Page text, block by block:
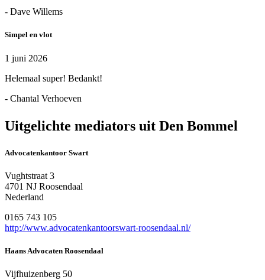
- Dave Willems
Simpel en vlot
1 juni 2026
Helemaal super! Bedankt!
- Chantal Verhoeven
Uitgelichte mediators uit Den Bommel
Advocatenkantoor Swart
Vughtstraat 3
4701 NJ Roosendaal
Nederland
0165 743 105
http://www.advocatenkantoorswart-roosendaal.nl/
Haans Advocaten Roosendaal
Vijfhuizenberg 50